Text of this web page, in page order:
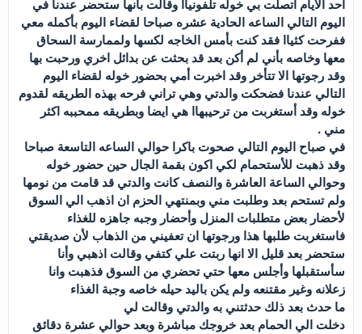
احد الأيام اتصلت بي خوله تلفونياا وقالت بأنها ستحضر عندنا في
اليوم التالي الساعه الحادية عشره صباحا لقضاء اليوم بأكمله معي
ففرحت كثياا فقد كنت بأمس الخاجه لكسها ولممارسة السحاق
معها وخاصه بأني لم أكن بعد قد بحثت عن بدائل اخري ورحبت بها
وقد رجوتها الا تتأخر وقد اخبرت أمي بحضور خوله لقضاء اليوم
التالي عندنا فضحكت والدتي وهي تراني فرحه بهذه الطريقه لقدوم
خوله وقد أستغربت من ترحيبهاا هي ايضا وبطريقه ممحببه اكثر
مني .
في صباح اليوم التالي صحوت باكرا حوالي الساعه التاسعة صباحا
وقد ذهبت للأستحمام لكي اكون بقمة الجال حين حضور خوله
وحوالي الساعة العاشرة والنصف كانت والدتي قد قامت من نومها
ولم تستحم بعد وطلبت مني وبمنتهي الحزم ان اذهب الي السوق
لأحضار بعض متطلبات المنزل وأحضار وجبه جاهزه للغذاء
فاستغربت طلبها هذا ورجوتها ان تعفيني من الذهاب لأن صديقتي
ستحضر بعد قليل الا انها ربتت علي كتفي وقالت اذهبي وأنا
سأستقبلها وأجلس معها حتي تحضري من السوق فذهبت وانا
زعلانه وغير مقتنعه ولم يكن باليد حيله خاصه وجبة الغذاء
ما حدث بعد ذلك حدثتني به والدتي وقالت لي
دخلت الي الحمام بعد خروجك مباشرة وبعد حوالي عشرة دقائق